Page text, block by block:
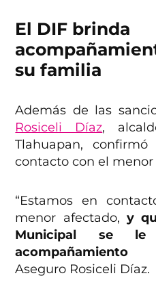
El DIF brinda
su familia
Además de las
Rosiceli Díaz,
Tlahuapan,
contacto con el
“Estamos en
menor afectado, y
Municipal se
Aseguro Rosiceli Díaz.